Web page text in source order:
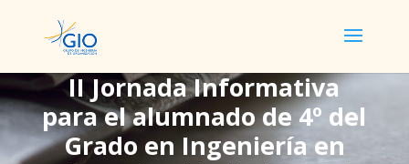
II Jornada Informativa
II Jornada Informativa
para el alumnado de 4º del
Grado en Ingeniería en